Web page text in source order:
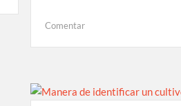
Comentaren
la
calidad